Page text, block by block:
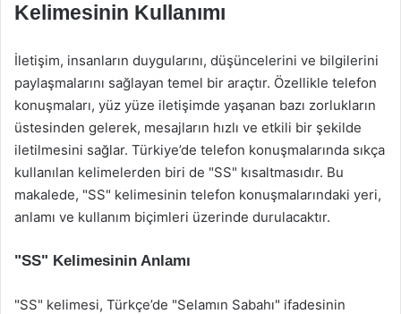
Kelimesinin Kullanımı
İletişim, insanların duygularını, düşüncelerini ve bilgilerini
paylaşmalarını sağlayan temel bir araçtır. Özellikle telefon
konuşmaları, yüz yüze iletişimde yaşanan bazı zorlukların
üstesinden gelerek, mesajların hızlı ve etkili bir şekilde
iletilmesini sağlar. Türkiye’de telefon konuşmalarında sıkça
kullanılan kelimelerden biri de "SS" kısaltmasıdır. Bu
makalede, "SS" kelimesinin telefon konuşmalarındaki yeri,
anlamı ve kullanım biçimleri üzerinde durulacaktır.
"SS" Kelimesinin Anlamı
"SS" kelimesi, Türkçe’de "Selamın Sabahı" ifadesinin